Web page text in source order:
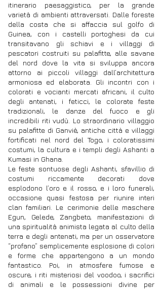
itinerario paesaggistico, per la grande
varietà di ambienti attraversati. Dalle foreste
della costa che si affaccia sul golfo di
Guinea, con i castelli portoghesi da cui
transitavano gli schiavi e i villaggi di
pescatori costruiti su palafitte, alle savane
del nord dove la vita si sviluppa ancora
attorno ai piccoli villaggi dall’architettura
armoniosa ed elaborata. Gli incontri con i
colorati e vocianti mercati africani, il culto
degli antenati, i feticci, le colorate feste
tradizionali, le danze del fuoco e gli
incredibili riti vudù. Lo straordinario villaggio
su palafitte di Ganviè, antiche città e villaggi
fortificati nel nord del Togo, i coloratissimi
costumi, la cultura e i templi degli Ashanti a
Kumasi in Ghana.
Le feste sontuose degli Ashanti, sfavillio di
costumi riccamente decorati dove
esplodono l’oro e il rosso, e i loro funerali,
occasione quasi festosa per riunire interi
clan familiari. Le cerimonie delle maschere
Egun, Gelede, Zangbeto, manifestazioni di
una spiritualità animista legata al culto della
terra e degli antenati, ma per un osservatore
“profano” semplicemente esplosione di colori
e forme che appartengono a un mondo
fantastico. Poi, in atmosfere fumose e
oscure, i riti misteriosi del voodoo, i sacrifici
di animali e le possessioni divine per